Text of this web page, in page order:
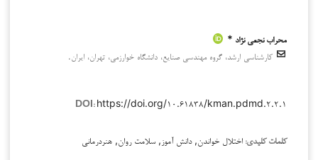
محراب نجعی نژاد *
کارشناسی ارشد، گروه مهندسی صنایع، دانشگاه خوارزمی، تهران، ایران.
DOI: https://doi.org/۱۰.۶۱۸۳۸/kman.pdmd.۲.۲.۱
کلمات کلیدی: اختلال خواندن, دانش آموز, سلامت روان, هنردرمانی